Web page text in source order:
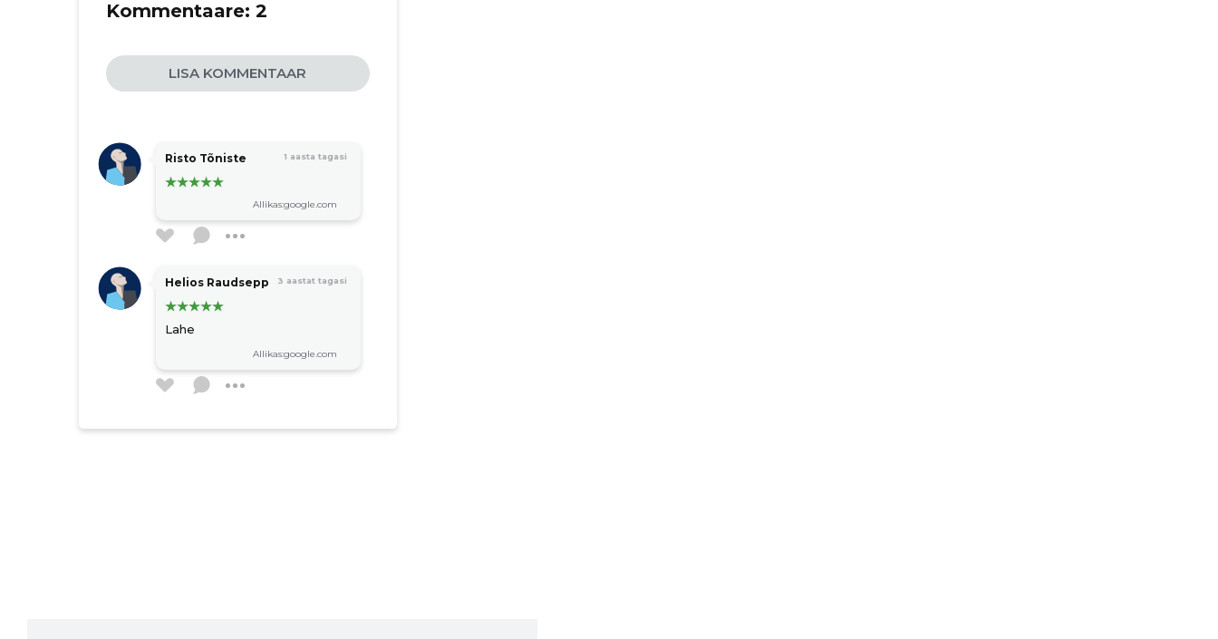
Kommentaare: 2
LISA KOMMENTAAR
Risto Tõniste 1 aasta tagasi
Allikas:google.com
Helios Raudsepp 3 aastat tagasi
Lahe
Allikas:google.com